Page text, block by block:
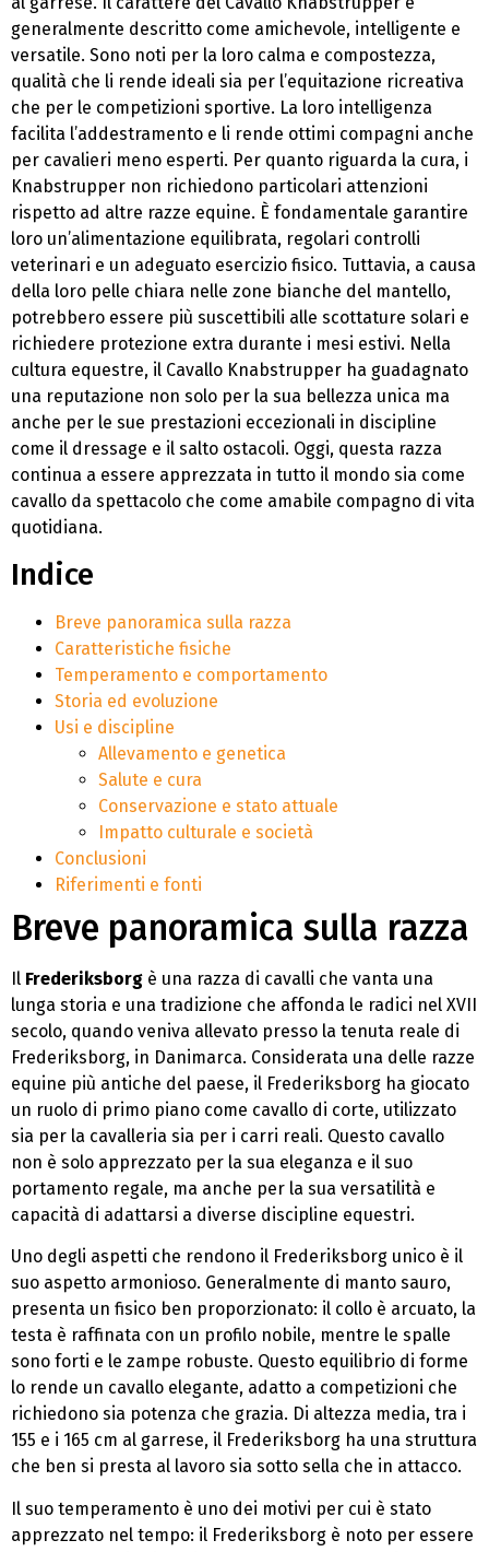
generalmente descritto come amichevole, intelligente e
versatile. Sono noti per la loro calma e compostezza,
qualità che li rende ideali sia per l’equitazione ricreativa
che per le competizioni sportive. La loro intelligenza
facilita l’addestramento e li rende ottimi compagni anche
per cavalieri meno esperti. Per quanto riguarda la cura, i
Knabstrupper non richiedono particolari attenzioni
rispetto ad altre razze equine. È fondamentale garantire
loro un’alimentazione equilibrata, regolari controlli
veterinari e un adeguato esercizio fisico. Tuttavia, a causa
della loro pelle chiara nelle zone bianche del mantello,
potrebbero essere più suscettibili alle scottature solari e
richiedere protezione extra durante i mesi estivi. Nella
cultura equestre, il Cavallo Knabstrupper ha guadagnato
una reputazione non solo per la sua bellezza unica ma
anche per le sue prestazioni eccezionali in discipline
come il dressage e il salto ostacoli. Oggi, questa razza
continua a essere apprezzata in tutto il mondo sia come
cavallo da spettacolo che come amabile compagno di vita
quotidiana.
Indice
Breve panoramica sulla razza
Caratteristiche fisiche
Temperamento e comportamento
Storia ed evoluzione
Usi e discipline
Allevamento e genetica
Salute e cura
Conservazione e stato attuale
Impatto culturale e società
Conclusioni
Riferimenti e fonti
Breve panoramica sulla razza
Il Frederiksborg è una razza di cavalli che vanta una
lunga storia e una tradizione che affonda le radici nel XVII
secolo, quando veniva allevato presso la tenuta reale di
Frederiksborg, in Danimarca. Considerata una delle razze
equine più antiche del paese, il Frederiksborg ha giocato
un ruolo di primo piano come cavallo di corte, utilizzato
sia per la cavalleria sia per i carri reali. Questo cavallo
non è solo apprezzato per la sua eleganza e il suo
portamento regale, ma anche per la sua versatilità e
capacità di adattarsi a diverse discipline equestri.
Uno degli aspetti che rendono il Frederiksborg unico è il
suo aspetto armonioso. Generalmente di manto sauro,
presenta un fisico ben proporzionato: il collo è arcuato, la
testa è raffinata con un profilo nobile, mentre le spalle
sono forti e le zampe robuste. Questo equilibrio di forme
lo rende un cavallo elegante, adatto a competizioni che
richiedono sia potenza che grazia. Di altezza media, tra i
155 e i 165 cm al garrese, il Frederiksborg ha una struttura
che ben si presta al lavoro sia sotto sella che in attacco.
Il suo temperamento è uno dei motivi per cui è stato
apprezzato nel tempo: il Frederiksborg è noto per essere